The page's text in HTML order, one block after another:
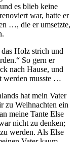
es blieb keine
war, hatte er
…, die er umsetzte,
Holz strich und
So gern er
nach Hause, und
werden musste …
hat mein Vater
zu Weihnachten ein
meine Tante Else
nicht zu denken;
werden. Als Else